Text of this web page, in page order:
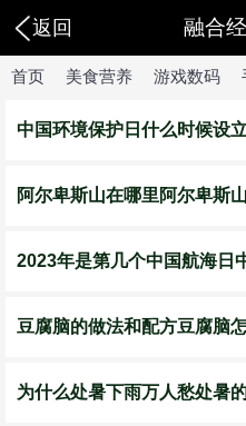
返回 融合
首页 美食营养 游戏数码
中国环境保护日什么时候设
阿尔卑斯山在哪里阿尔卑斯
2023年是第几个中国航海日
豆腐脑的做法和配方豆腐脑
为什么处暑下雨万人愁处暑